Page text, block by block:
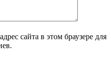
сайта в этом браузере для